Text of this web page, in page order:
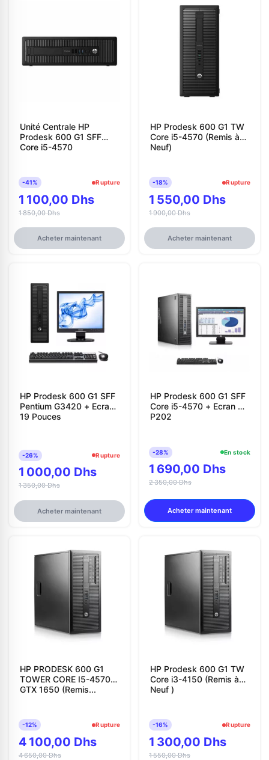
Unité Centrale HP
Prodesk 600 G1 SFF
Core i5-4570
-41% Rupture
1 100,00 Dhs
1 850,00 Dhs
Acheter maintenant
HP Prodesk 600 G1 TW
Core i5-4570 (Remis à
Neuf)
-18% Rupture
1 550,00 Dhs
1 900,00 Dhs
Acheter maintenant
HP Prodesk 600 G1 SFF
Pentium G3420 + Ecran
19 Pouces
-26% Rupture
1 000,00 Dhs
1 350,00 Dhs
Acheter maintenant
HP Prodesk 600 G1 SFF
Core i5-4570 + Ecran HP
P202
-28% En stock
1 690,00 Dhs
2 350,00 Dhs
Acheter maintenant
HP PRODESK 600 G1
TOWER CORE I5-4570
GTX 1650 (Remis...
-12% Rupture
4 100,00 Dhs
4 650,00 Dhs
HP Prodesk 600 G1 TW
Core i3-4150 (Remis à
Neuf )
-16% Rupture
1 300,00 Dhs
1 550,00 Dhs